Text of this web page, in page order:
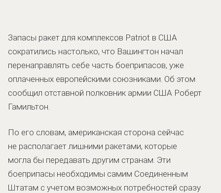
Запасы ракет для комплексов Patriot в США
сократились настолько, что Вашингтон начал
перенаправлять себе часть боеприпасов, уже
оплаченных европейскими союзниками. Об этом
сообщил отставной полковник армии США Роберт
Гамильтон.
По его словам, американская сторона сейчас
не располагает лишними ракетами, которые
могла бы передавать другим странам. Эти
боеприпасы необходимы самим Соединенным
Штатам с учетом возможных потребностей сразу